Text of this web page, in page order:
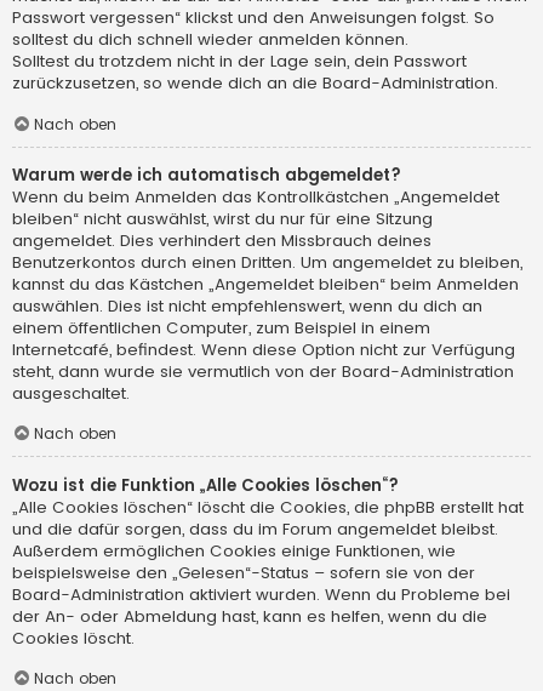
Passwort vergessen“ klickst und den Anweisungen folgst. So
solltest du dich schnell wieder anmelden können.
Solltest du trotzdem nicht in der Lage sein, dein Passwort
zurückzusetzen, so wende dich an die Board-Administration.
Nach oben
Warum werde ich automatisch abgemeldet?
Wenn du beim Anmelden das Kontrollkästchen „Angemeldet
bleiben“ nicht auswählst, wirst du nur für eine Sitzung
angemeldet. Dies verhindert den Missbrauch deines
Benutzerkontos durch einen Dritten. Um angemeldet zu bleiben,
kannst du das Kästchen „Angemeldet bleiben“ beim Anmelden
auswählen. Dies ist nicht empfehlenswert, wenn du dich an
einem öffentlichen Computer, zum Beispiel in einem
Internetcafé, befindest. Wenn diese Option nicht zur Verfügung
steht, dann wurde sie vermutlich von der Board-Administration
ausgeschaltet.
Nach oben
Wozu ist die Funktion „Alle Cookies löschen“?
„Alle Cookies löschen“ löscht die Cookies, die phpBB erstellt hat
und die dafür sorgen, dass du im Forum angemeldet bleibst.
Außerdem ermöglichen Cookies einige Funktionen, wie
beispielsweise den „Gelesen“-Status – sofern sie von der
Board-Administration aktiviert wurden. Wenn du Probleme bei
der An- oder Abmeldung hast, kann es helfen, wenn du die
Cookies löscht.
Nach oben